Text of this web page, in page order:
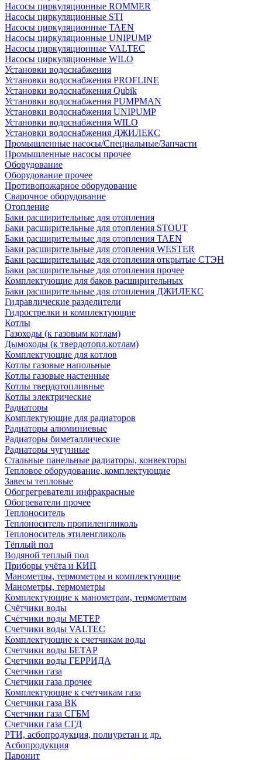
Насосы циркуляционные ROMMER
Насосы циркуляционные STI
Насосы циркуляционные TAEN
Насосы циркуляционные UNIPUMP
Насосы циркуляционные VALTEC
Насосы циркуляционные WILO
Установки водоснабжения
Установки водоснабжения PROFLINE
Установки водоснабжения Qubik
Установки водоснабжения PUMPMAN
Установки водоснабжения UNIPUMP
Установки водоснабжения WILO
Установки водоснабжения ДЖИЛЕКС
Промышленные насосы/Специальные/Запчасти
Промышленные насосы прочее
Оборудование
Оборудование прочее
Противопожарное оборудование
Сварочное оборудование
Отопление
Баки расширительные для отопления
Баки расширительные для отопления STOUT
Баки расширительные для отопления TAEN
Баки расширительные для отопления WESTER
Баки расширительные для отопления открытые СТЭН
Баки расширительные для отопления прочее
Комплектующие для баков расширительных
Баки расширительные для отопления ДЖИЛЕКС
Гидравлические разделители
Гидрострелки и комплектующие
Котлы
Газоходы (к газовым котлам)
Дымоходы (к твердотопл.котлам)
Комплектующие для котлов
Котлы газовые напольные
Котлы газовые настенные
Котлы твердотопливные
Котлы электрические
Радиаторы
Комплектующие для радиаторов
Радиаторы алюминиевые
Радиаторы биметаллические
Радиаторы чугунные
Стальные панельные радиаторы, конвекторы
Тепловое оборудование, комплектующие
Завесы тепловые
Обогрегреватели инфракрасные
Обогреватели прочее
Теплоноситель
Теплоноситель пропиленгликоль
Теплоноситель этиленгликоль
Тёплый пол
Водяной теплый пол
Приборы учёта и КИП
Манометры, термометры и комплектующие
Манометры, термометры
Комплектующие к манометрам, термометрам
Счётчики воды
Счётчики воды МЕТЕР
Счетчики воды VALTEC
Комплектующие к счетчикам воды
Счетчики воды БЕТАР
Счетчики воды ГЕРРИДА
Счетчики газа
Счетчики газа прочее
Комплектующие к счетчикам газа
Счетчики газа ВК
Счетчики газа СГБМ
Счетчики газа СГД
РТИ, асбопродукция, полиуретан и др.
Асбопродукция
Паронит